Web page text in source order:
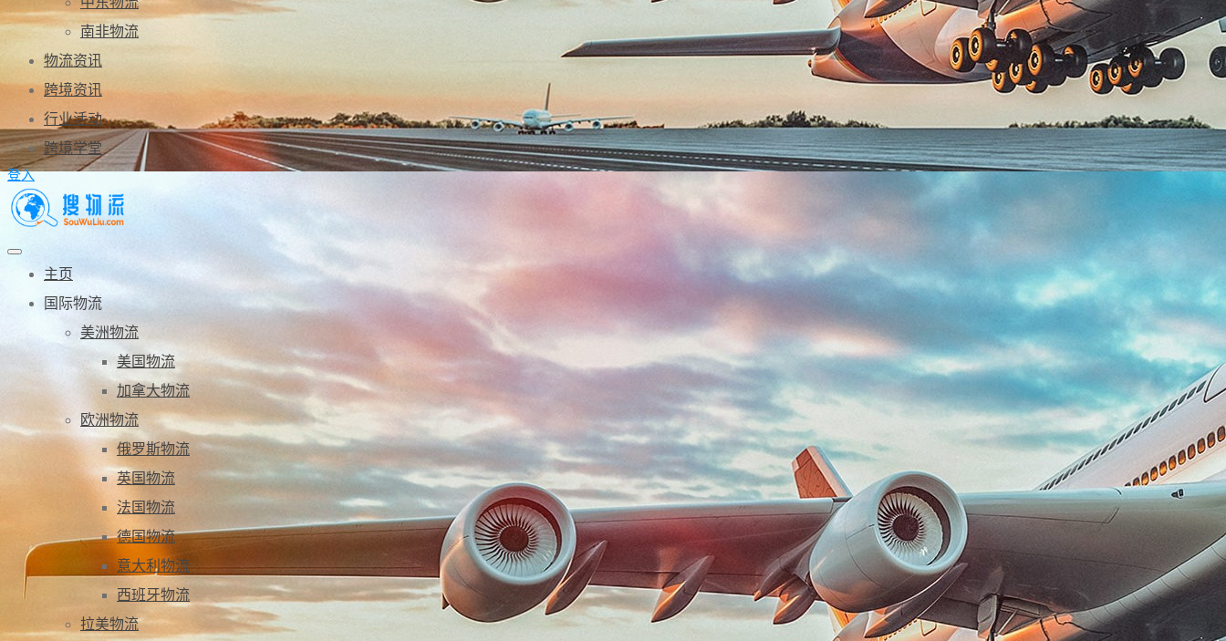
南非物流
物流资讯
跨境资讯
行业活动
跨境学堂
登入
主页
国际物流
美洲物流
美国物流
加拿大物流
欧洲物流
俄罗斯物流
英国物流
法国物流
德国物流
意大利物流
西班牙物流
拉美物流